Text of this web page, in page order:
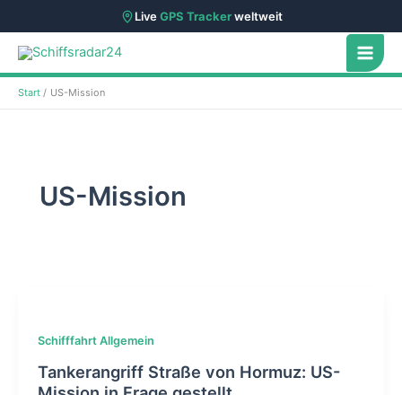
LiveGPS Trackerweltweit
Zum
Inhalt
springen
Start US-Mission
US-Mission
Schifffahrt Allgemein
Tankerangriff Straße von Hormuz: US-